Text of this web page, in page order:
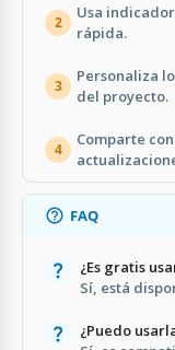
2
Usa
rápida.
3
Personaliza
del proyecto.
4
Comparte
FAQ
¿Es gratis
Sí, está
¿Puedo